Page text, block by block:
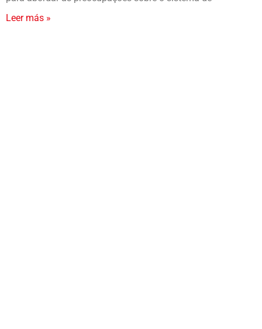
Leer más »